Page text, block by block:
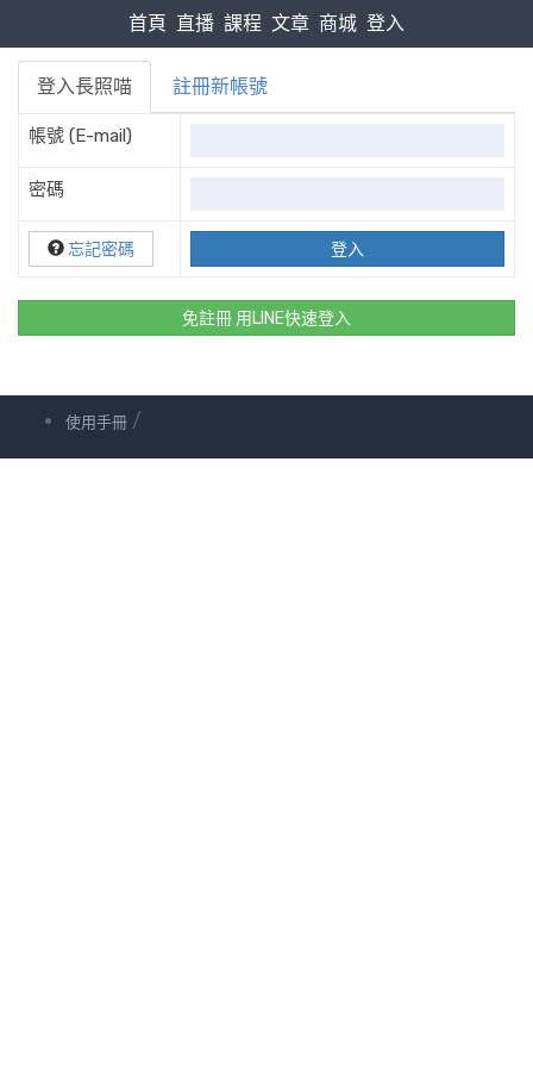
首頁 直播 課程 文章 商城 登入
登入長照喵 註冊新帳號
帳號 (E-mail)
密碼
忘記密碼
免註冊 用LINE快速登入
使用手冊 /